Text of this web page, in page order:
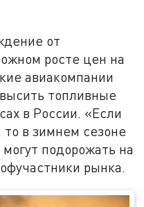
от
росте цен на
авиакомпании
топливные
в России. «Если
в зимнем сезоне
подорожать на
рынка.